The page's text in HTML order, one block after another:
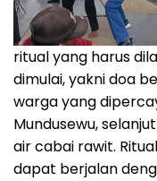
ritual yang harus
dimulai, yakni doa
warga yang
Mundusewu,
air cabai rawit.
dapat berjalan